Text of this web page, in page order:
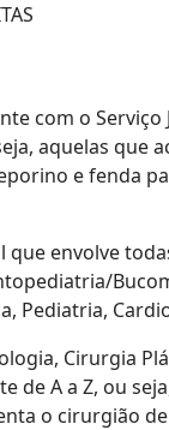
com o
aquelas que
e fenda
envolve
Pediatria,
Cirurgia
A a Z, ou
o cirurgião